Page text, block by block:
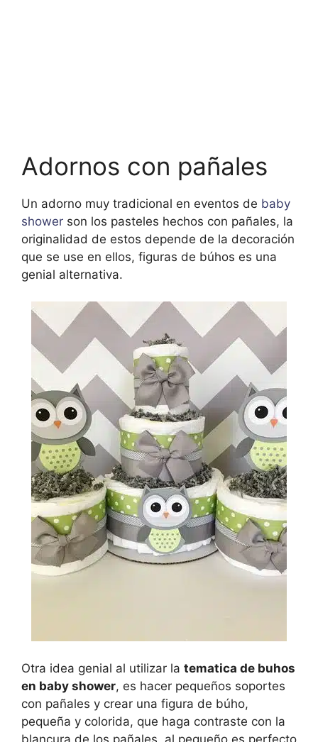
Adornos con pañales
Un adorno muy tradicional en eventos de baby
shower son los pasteles hechos con pañales, la
originalidad de estos depende de la decoración
que se use en ellos, figuras de búhos es una
genial alternativa.
Otra idea genial al utilizar la tematica de buhos
en baby shower, es hacer pequeños soportes
con pañales y crear una figura de búho,
pequeña y colorida, que haga contraste con la
blancura de los pañales, al pequeño es perfecto